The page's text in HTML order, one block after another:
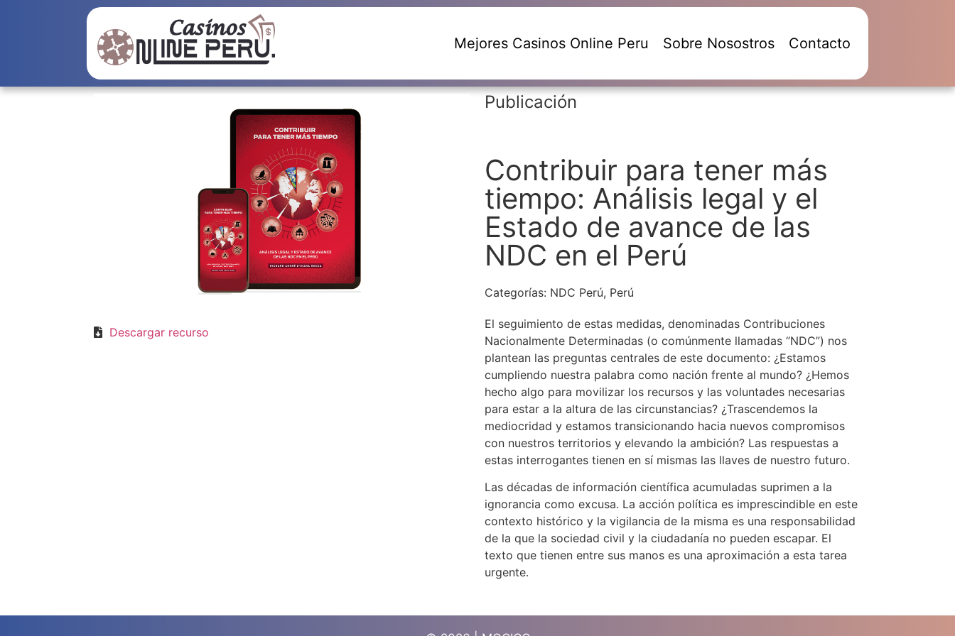
Mejores Casinos Online Peru Sobre Nosostros Contacto
Descargar recurso
Publicación
Contribuir para tener más
tiempo: Análisis legal y el
Estado de avance de las
NDC en el Perú
Categorías: NDC Perú, Perú
El seguimiento de estas medidas, denominadas Contribuciones
Nacionalmente Determinadas (o comúnmente llamadas “NDC”) nos
plantean las preguntas centrales de este documento: ¿Estamos
cumpliendo nuestra palabra como nación frente al mundo? ¿Hemos
hecho algo para movilizar los recursos y las voluntades necesarias
para estar a la altura de las circunstancias? ¿Trascendemos la
mediocridad y estamos transicionando hacia nuevos compromisos
con nuestros territorios y elevando la ambición? Las respuestas a
estas interrogantes tienen en sí mismas las llaves de nuestro futuro.
Las décadas de información científica acumuladas suprimen a la
ignorancia como excusa. La acción política es imprescindible en este
contexto histórico y la vigilancia de la misma es una responsabilidad
de la que la sociedad civil y la ciudadanía no pueden escapar. El
texto que tienen entre sus manos es una aproximación a esta tarea
urgente.